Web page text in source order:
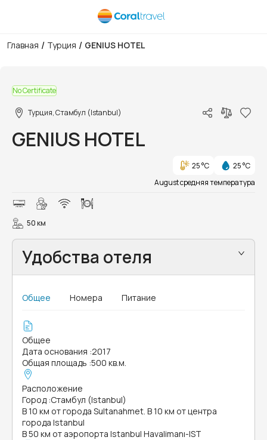
Главная / Турция / GENIUS HOTEL
No Certificate
Турция, Стамбул (Istanbul)
GENIUS HOTEL
25 °C
25 °C
August средняя температура
50 км
Удобства отеля
Общее Номера Питание
Общее
Дата основания :2017
Общая площадь :500 кв.м.
Расположение
Город :Стамбул (Istanbul)
В 10 км от города Sultanahmet. В 10 км от центра
города Istanbul
В 50 км от аэропорта Istanbul Havalimanı-IST